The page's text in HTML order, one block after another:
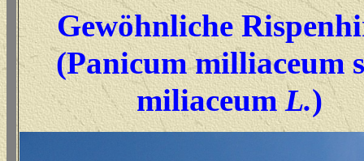
Gewöhnliche
(Panicum milliaceum
miliaceumL.)